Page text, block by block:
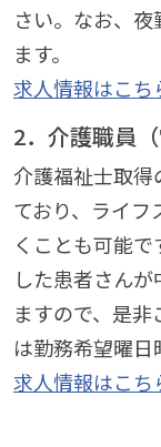
さい。なお、
ます。
求人情報はこち
2．介護職員（
介護福祉士取得
ており、ライフ
くことも可能
した患者さん
ますので、是
は勤務希望曜日
求人情報はこち